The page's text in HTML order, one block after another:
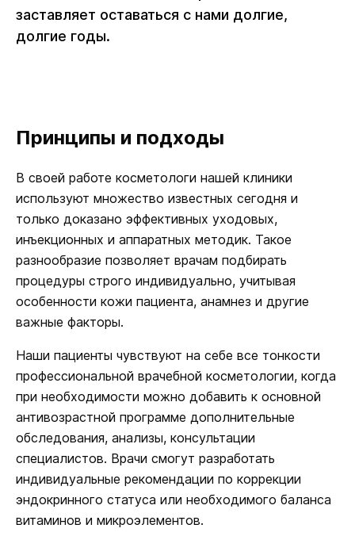
заставляет оставаться с нами долгие,
долгие годы.
Принципы и подходы
В своей работе косметологи нашей клиники
используют множество известных сегодня и
только доказано эффективных уходовых,
инъекционных и аппаратных методик. Такое
разнообразие позволяет врачам подбирать
процедуры строго индивидуально, учитывая
особенности кожи пациента, анамнез и другие
важные факторы.
Наши пациенты чувствуют на себе все тонкости
профессиональной врачебной косметологии, когда
при необходимости можно добавить к основной
антивозрастной программе дополнительные
обследования, анализы, консультации
специалистов. Врачи смогут разработать
индивидуальные рекомендации по коррекции
эндокринного статуса или необходимого баланса
витаминов и микроэлементов.